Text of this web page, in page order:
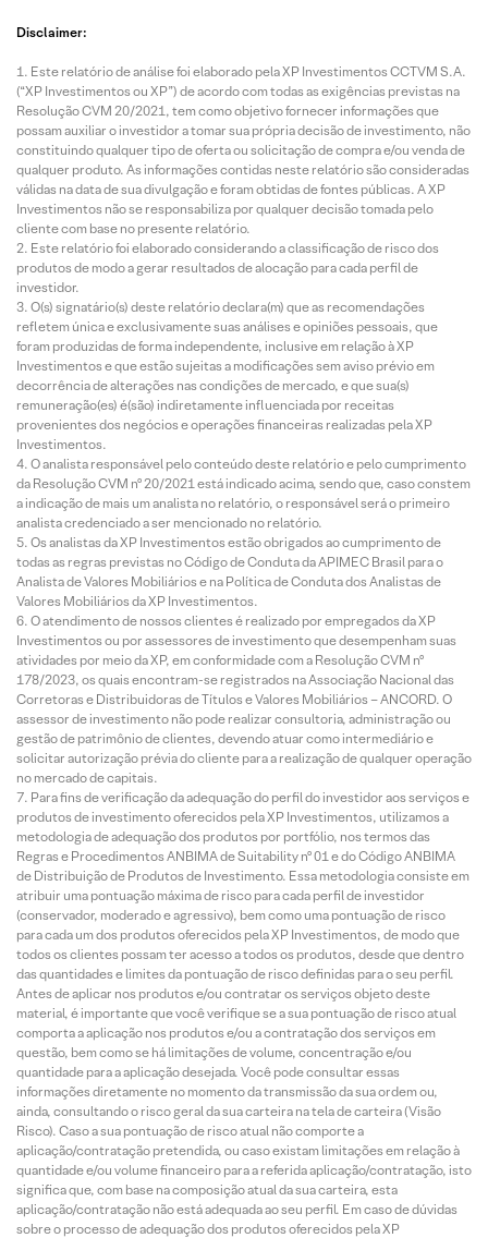
Disclaimer:
Este relatório de análise foi elaborado pela XP Investimentos CCTVM S.A.
(“XP Investimentos ou XP”) de acordo com todas as exigências previstas na
Resolução CVM 20/2021, tem como objetivo fornecer informações que
possam auxiliar o investidor a tomar sua própria decisão de investimento, não
constituindo qualquer tipo de oferta ou solicitação de compra e/ou venda de
qualquer produto. As informações contidas neste relatório são consideradas
válidas na data de sua divulgação e foram obtidas de fontes públicas. A XP
Investimentos não se responsabiliza por qualquer decisão tomada pelo
cliente com base no presente relatório.
Este relatório foi elaborado considerando a classificação de risco dos
produtos de modo a gerar resultados de alocação para cada perfil de
investidor.
O(s) signatário(s) deste relatório declara(m) que as recomendações
refletem única e exclusivamente suas análises e opiniões pessoais, que
foram produzidas de forma independente, inclusive em relação à XP
Investimentos e que estão sujeitas a modificações sem aviso prévio em
decorrência de alterações nas condições de mercado, e que sua(s)
remuneração(es) é(são) indiretamente influenciada por receitas
provenientes dos negócios e operações financeiras realizadas pela XP
Investimentos.
O analista responsável pelo conteúdo deste relatório e pelo cumprimento
da Resolução CVM nº 20/2021 está indicado acima, sendo que, caso constem
a indicação de mais um analista no relatório, o responsável será o primeiro
analista credenciado a ser mencionado no relatório.
Os analistas da XP Investimentos estão obrigados ao cumprimento de
todas as regras previstas no Código de Conduta da APIMEC Brasil para o
Analista de Valores Mobiliários e na Política de Conduta dos Analistas de
Valores Mobiliários da XP Investimentos.
O atendimento de nossos clientes é realizado por empregados da XP
Investimentos ou por assessores de investimento que desempenham suas
atividades por meio da XP, em conformidade com a Resolução CVM nº
178/2023, os quais encontram-se registrados na Associação Nacional das
Corretoras e Distribuidoras de Títulos e Valores Mobiliários – ANCORD. O
assessor de investimento não pode realizar consultoria, administração ou
gestão de patrimônio de clientes, devendo atuar como intermediário e
solicitar autorização prévia do cliente para a realização de qualquer operação
no mercado de capitais.
Para fins de verificação da adequação do perfil do investidor aos serviços e
produtos de investimento oferecidos pela XP Investimentos, utilizamos a
metodologia de adequação dos produtos por portfólio, nos termos das
Regras e Procedimentos ANBIMA de Suitability nº 01 e do Código ANBIMA
de Distribuição de Produtos de Investimento. Essa metodologia consiste em
atribuir uma pontuação máxima de risco para cada perfil de investidor
(conservador, moderado e agressivo), bem como uma pontuação de risco
para cada um dos produtos oferecidos pela XP Investimentos, de modo que
todos os clientes possam ter acesso a todos os produtos, desde que dentro
das quantidades e limites da pontuação de risco definidas para o seu perfil.
Antes de aplicar nos produtos e/ou contratar os serviços objeto deste
material, é importante que você verifique se a sua pontuação de risco atual
comporta a aplicação nos produtos e/ou a contratação dos serviços em
questão, bem como se há limitações de volume, concentração e/ou
quantidade para a aplicação desejada. Você pode consultar essas
informações diretamente no momento da transmissão da sua ordem ou,
ainda, consultando o risco geral da sua carteira na tela de carteira (Visão
Risco). Caso a sua pontuação de risco atual não comporte a
aplicação/contratação pretendida, ou caso existam limitações em relação à
quantidade e/ou volume financeiro para a referida aplicação/contratação, isto
significa que, com base na composição atual da sua carteira, esta
aplicação/contratação não está adequada ao seu perfil. Em caso de dúvidas
sobre o processo de adequação dos produtos oferecidos pela XP